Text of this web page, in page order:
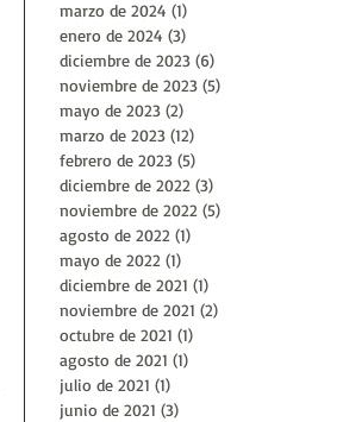
marzo de 2024 (1)
enero de 2024 (3)
diciembre de 2023 (6)
noviembre de 2023 (5)
mayo de 2023 (2)
marzo de 2023 (12)
febrero de 2023 (5)
diciembre de 2022 (3)
noviembre de 2022 (5)
agosto de 2022 (1)
mayo de 2022 (1)
diciembre de 2021 (1)
noviembre de 2021 (2)
octubre de 2021 (1)
agosto de 2021 (1)
julio de 2021 (1)
junio de 2021 (3)